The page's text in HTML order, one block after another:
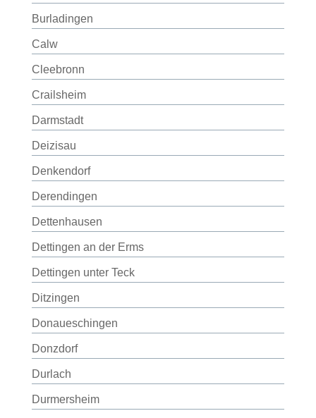
Burladingen
Calw
Cleebronn
Crailsheim
Darmstadt
Deizisau
Denkendorf
Derendingen
Dettenhausen
Dettingen an der Erms
Dettingen unter Teck
Ditzingen
Donaueschingen
Donzdorf
Durlach
Durmersheim